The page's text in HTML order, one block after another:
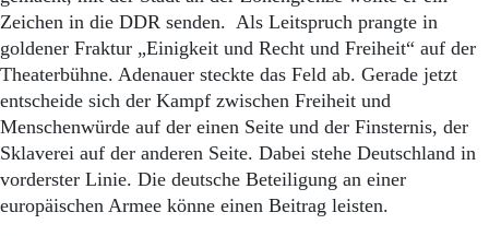
Zeichen in die DDR senden. Als Leitspruch prangte in
goldener Fraktur „Einigkeit und Recht und Freiheit“ auf der
Theaterbühne. Adenauer steckte das Feld ab. Gerade jetzt
entscheide sich der Kampf zwischen Freiheit und
Menschenwürde auf der einen Seite und der Finsternis, der
Sklaverei auf der anderen Seite. Dabei stehe Deutschland in
vorderster Linie. Die deutsche Beteiligung an einer
europäischen Armee könne einen Beitrag leisten.